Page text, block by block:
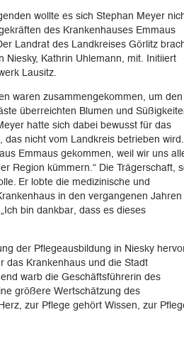
wollte es sich Stephan Meyer
des Krankenhauses Emmaus
Landrat des Landkreises Görlitz
Niesky, Kathrin Uhlemann, mit. Initiiert
Lausitz.
waren zusammengekommen, um den
überreichten Blumen und
hatte sich dabei bewusst für das
das nicht vom Landkreis betrieben wird.
Emmaus gekommen, weil wir uns
Region kümmern.“ Die Trägerschaft,
Er lobte die medizinische und
in den vergangenen Jahren
bin dankbar, dass es dieses
der Pflegeausbildung in Niesky
das Krankenhaus und die Stadt
warb die Geschäftsführerin des
größere Wertschätzung des
zur Pflege gehört Wissen, zur